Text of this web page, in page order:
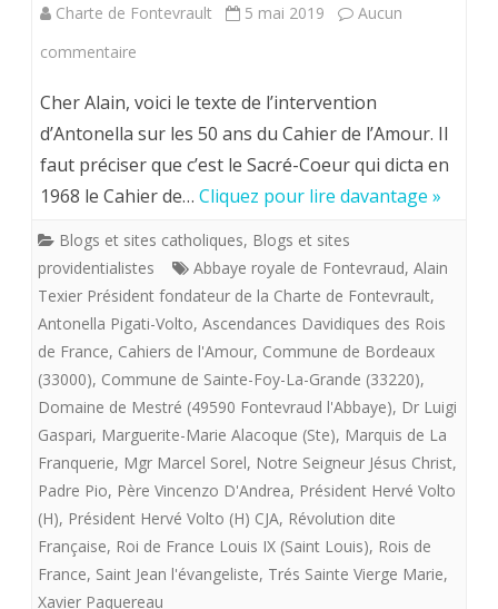
Charte de Fontevrault 5 mai 2019
Aucun
commentaire
Pigati-
Volto.
Exposé
sur
"Cahier
de
l'Amour
"du
Dr
Luigi
Gaspari.
Fontevraud
Cher Alain, voici le texte de l’intervention
d’Antonella sur les 50 ans du Cahier de l’Amour. Il
faut préciser que c’est le Sacré-Coeur qui dicta en
1968 le Cahier de… Cliquez pour lire davantage »
Blogs et sites catholiques, Blogs et sites
providentialistes
Abbaye royale de Fontevraud, Alain
Texier Président fondateur de la Charte de Fontevrault,
Antonella Pigati-Volto, Ascendances Davidiques des Rois
de France, Cahiers de l'Amour, Commune de Bordeaux
(33000), Commune de Sainte-Foy-La-Grande (33220),
Domaine de Mestré (49590 Fontevraud l'Abbaye), Dr Luigi
Gaspari, Marguerite-Marie Alacoque (Ste), Marquis de La
Franquerie, Mgr Marcel Sorel, Notre Seigneur Jésus Christ,
Padre Pio, Père Vincenzo D'Andrea, Président Hervé Volto
(H), Président Hervé Volto (H) CJA, Révolution dite
Française, Roi de France Louis IX (Saint Louis), Rois de
France, Saint Jean l'évangeliste, Trés Sainte Vierge Marie,
Xavier Paquereau